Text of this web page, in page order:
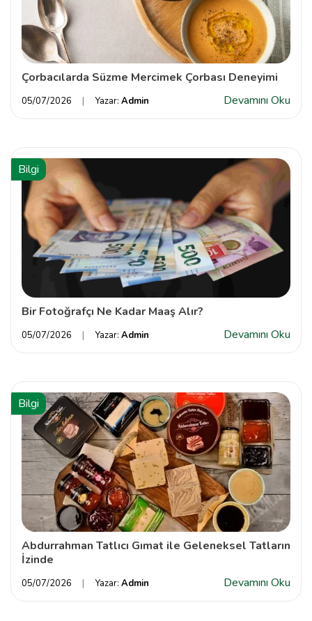
Çorbacılarda Süzme Mercimek Çorbası Deneyimi
05/07/2026 Yazar: Admin Devamını Oku
Bilgi
Bir Fotoğrafçı Ne Kadar Maaş Alır?
05/07/2026 Yazar: Admin Devamını Oku
Bilgi
Abdurrahman Tatlıcı Gımat ile Geleneksel Tatların
İzinde
05/07/2026 Yazar: Admin Devamını Oku